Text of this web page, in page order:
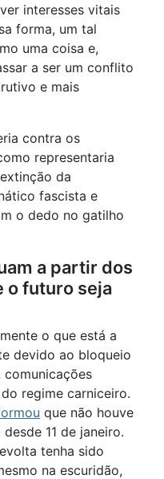
interesses vitais
forma, um tal
uma coisa e,
a ser um conflito
e mais
contra os
representaria
da
fascista e
o dedo no gatilho
a partir dos
o futuro seja
o que está a
devido ao bloqueio
regime carniceiro.
que não houve
11 de janeiro.
tenha sido
na escuridão,